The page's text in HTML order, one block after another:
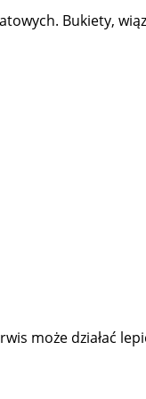
Bukiety,
może działać